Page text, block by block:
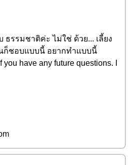
รรมชาติค่ะ ไม่ใช่ ด้วย... เลี้ยง
ก็ชอบแบบนี้ อยากทำแบบนี้
have any future questions. I